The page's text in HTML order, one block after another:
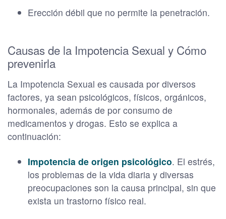
Erección débil que no permite la penetración.
Causas de la Impotencia Sexual y Cómo
prevenirla
La Impotencia Sexual es causada por diversos
factores, ya sean psicológicos, físicos, orgánicos,
hormonales, además de por consumo de
medicamentos y drogas. Esto se explica a
continuación:
Impotencia de origen psicológico. El estrés,
los problemas de la vida diaria y diversas
preocupaciones son la causa principal, sin que
exista un trastorno físico real.